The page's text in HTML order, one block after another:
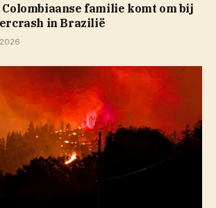
Colombiaanse familie komt om bij
in Brazilië